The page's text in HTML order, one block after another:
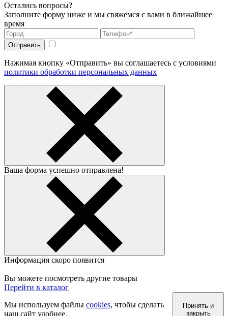
Остались вопросы?
Заполните форму ниже и мы свяжемся с вами в ближайшее
время
Нажимая кнопку «Отправить» вы соглашаетесь с условиями
политики обработки персональных данных
Ваша форма успешно отправлена!
Информация скоро появится
Вы можете посмотреть другие товары
Перейти в каталог
Мы используем файлы cookies, чтобы сделать
наш сайт удобнее.
Принять и
закрыть